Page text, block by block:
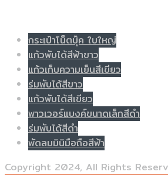
กระเป๋าโน็ตบุ๊ค ใบใหญ่
แก้วพับได้สีฟ้าขาว
แก้วเก็บความเย็นสีเขียว
ร่มพับได้สีขาว
แก้วพับได้สีเขียว
พาวเวอร์แบงค์ขนาดเล็กสีดำ
ร่มพับได้สีดำ
พัดลมมินิมือถือสีฟ้า
Copyright 2024, All Rights